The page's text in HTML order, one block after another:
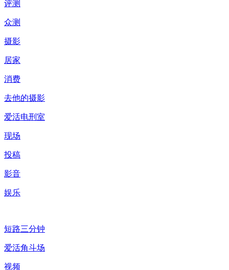
评测
众测
摄影
居家
消费
去他的摄影
爱活电刑室
现场
投稿
影音
娱乐
短路三分钟
爱活角斗场
视频